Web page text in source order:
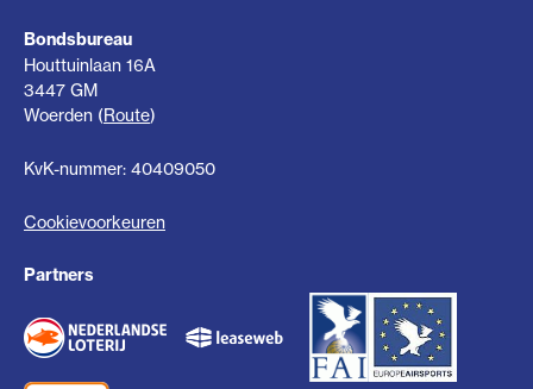
Bondsbureau
Houttuinlaan 16A
3447 GM
Woerden (Route)
KvK-nummer: 40409050
Cookievoorkeuren
Partners